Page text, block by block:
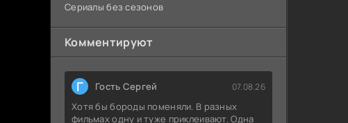
Сериалы без сезонов
Комментируют
Г Гость Сергей 07.08.26
Хотя бы бороды поменяли. В разных
фильмах одну и туже приклеивают. Одна